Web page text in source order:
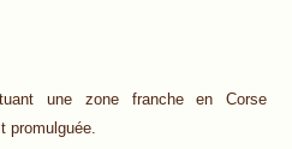
une zone franche en Corse
promulguée.